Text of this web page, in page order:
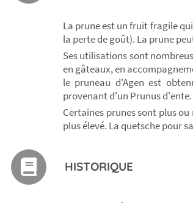
La prune est un fruit fragile
la perte de goût). La prune
Ses utilisations sont
en gâteaux, en
le pruneau d'Agen est
provenant d'un Prunus
Certaines prunes sont plus
plus élevé. La quetsche pour
HISTORIQUE